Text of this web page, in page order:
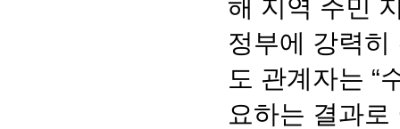
해 지역 주민
정부에 강력히
도 관계자는 “
요하는 결과로